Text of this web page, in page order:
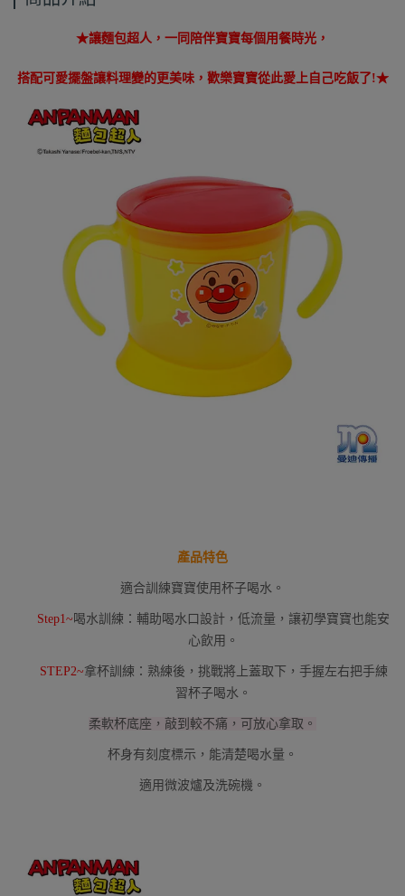
★讓麵包超人，一同陪伴寶寶每個用餐時光，
搭配可愛擺盤讓料理變的更美味，歡樂寶寶從此愛上自己吃飯了!★
產品特色
適合訓練寶寶使用杯子喝水。
Step1~喝水訓練：輔助喝水口設計，低流量，讓初學寶寶也能安
心飲用。
STEP2~拿杯訓練：熟練後，挑戰將上蓋取下，手握左右把手練
習杯子喝水。
柔軟杯底座，敲到較不痛，可放心拿取。
杯身有刻度標示，能清楚喝水量。
適用微波爐及洗碗機。